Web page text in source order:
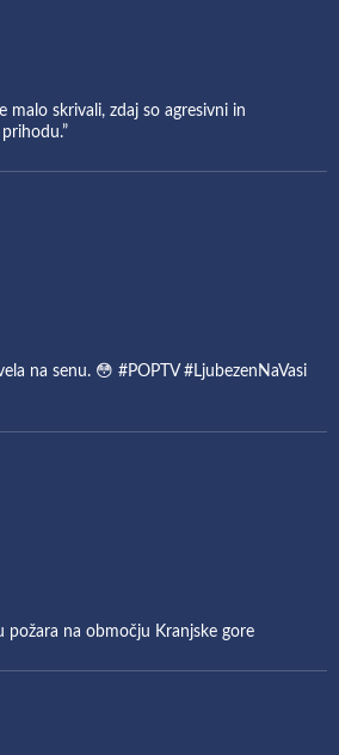
malo skrivali, zdaj so agresivni in
na senu. 😳 #POPTV #LjubezenNaVasi
požara na območju Kranjske gore